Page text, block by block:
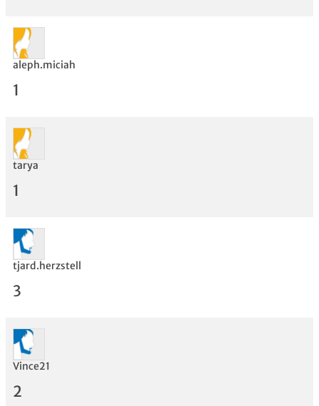
aleph.miciah
1
tarya
1
tjard.herzstell
3
Vince21
2